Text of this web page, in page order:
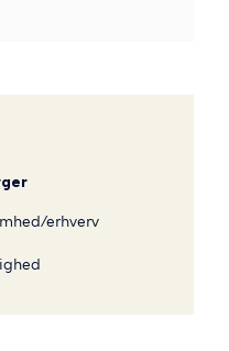
erhverv